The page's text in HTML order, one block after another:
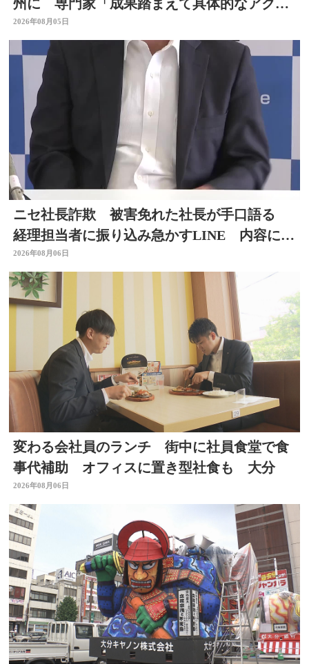
州に 専門家「成果踏まえて具体的なアクシ
ョン必要」
2026年08月05日
ニセ社長詐欺 被害免れた社長が手口語る
経理担当者に振り込み急かすLINE 内容に不
信感 大分
2026年08月06日
変わる会社員のランチ 街中に社員食堂で食
事代補助 オフィスに置き型社食も 大分
2026年08月06日